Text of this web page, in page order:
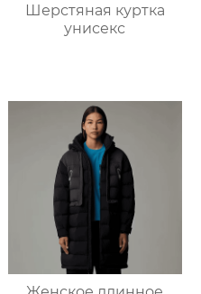
Шерстяная куртка
унисекс